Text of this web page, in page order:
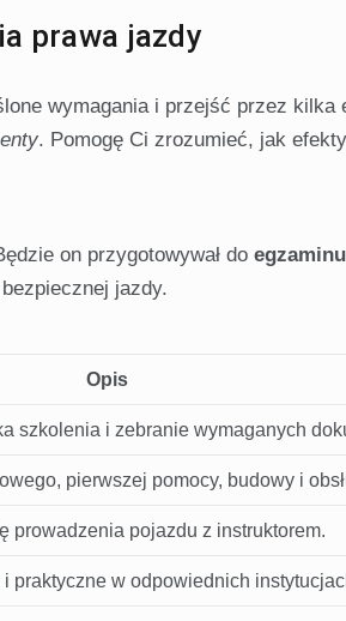
prawa jazdy
wymagania i przejść przez kilka
. Pomogę Ci zrozumieć, jak
on przygotowywał do
jazdy.
Opis
szkolenia i zebranie wymaganych
pierwszej pomocy, budowy i
prowadzenia pojazdu z instruktorem.
i praktyczne w odpowiednich